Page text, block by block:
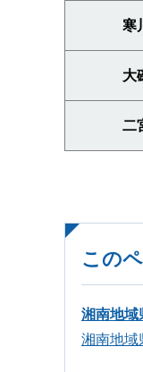
寒
大
二
この
湘南地域
湘南地域